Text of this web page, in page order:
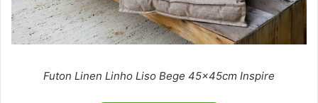
Futon Linen Linho Liso Bege 45x45cm Inspire